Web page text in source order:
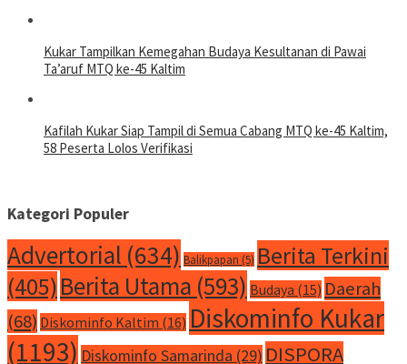
Kukar Tampilkan Kemegahan Budaya Kesultanan di Pawai
Ta’aruf MTQ ke-45 Kaltim
Kafilah Kukar Siap Tampil di Semua Cabang MTQ ke-45 Kaltim,
58 Peserta Lolos Verifikasi
Kategori Populer
Advertorial (634) Balikpapan (5) Berita Terkini
(405)Berita Utama (593) Budaya (15) Daerah
(68) Diskominfo Kaltim (16) Diskominfo Kukar
(1193) Diskominfo Samarinda (29) DISPORA